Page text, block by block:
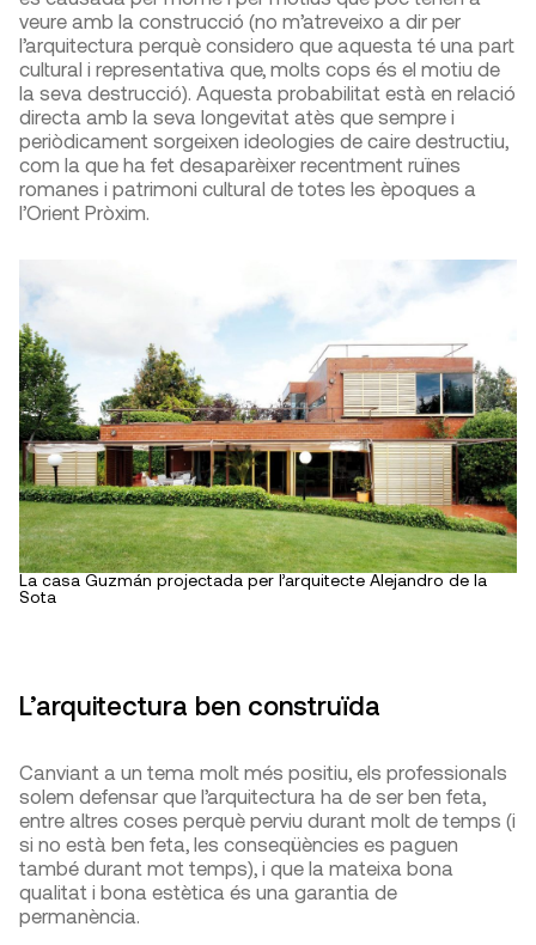
veure amb la construcció (no m’atreveixo a dir per
l’arquitectura perquè considero que aquesta té una part
cultural i representativa que, molts cops és el motiu de
la seva destrucció). Aquesta probabilitat està en relació
directa amb la seva longevitat atès que sempre i
periòdicament sorgeixen ideologies de caire destructiu,
com la que ha fet desaparèixer recentment ruïnes
romanes i patrimoni cultural de totes les èpoques a
l’Orient Pròxim.
La casa Guzmán projectada per l’arquitecte Alejandro de la
Sota
L’arquitectura ben construïda
Canviant a un tema molt més positiu, els professionals
solem defensar que l’arquitectura ha de ser ben feta,
entre altres coses perquè perviu durant molt de temps (i
si no està ben feta, les conseqüències es paguen
també durant mot temps), i que la mateixa bona
qualitat i bona estètica és una garantia de
permanència.